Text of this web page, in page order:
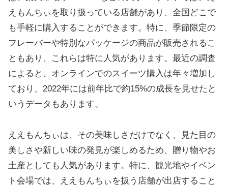
えもんちぃを取り扱っている店舗があり、全国どこで
も手軽に購入することができます。特に、季節限定の
フレーバーや特別なパッケージの商品が販売されるこ
ともあり、これらは特に人気があります。最近の調査
によると、オンラインでのスイーツ購入は年々増加し
ており、2022年には前年比で約15%の成長を見せたと
いうデータもあります。
ええもんちぃは、その美味しさだけでなく、見た目の
美しさや新しい味の発見が楽しめるため、贈り物やお
土産としても人気があります。特に、観光地やイベン
ト会場では、ええもんちぃを扱う店舗が出店すること